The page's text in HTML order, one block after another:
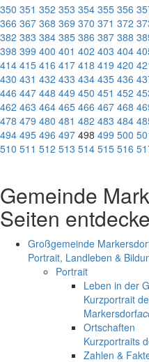
350 351 352 353 354 355 356
366 367 368 369 370 371 372
382 383 384 385 386 387 388
398 399 400 401 402 403 404
414 415 416 417 418 419 420
430 431 432 433 434 435 436
446 447 448 449 450 451 452
462 463 464 465 466 467 468
478 479 480 481 482 483 484
494 495 496 497 498 499 500
510 511 512 513 514 515 516
Gemeinde
Seiten
Großgemeinde
Portrait, Landleben &
Portrait
Leben in der
Kurzportrait
Markersdorf
Ortschaften
Kurzportraits
Zahlen &